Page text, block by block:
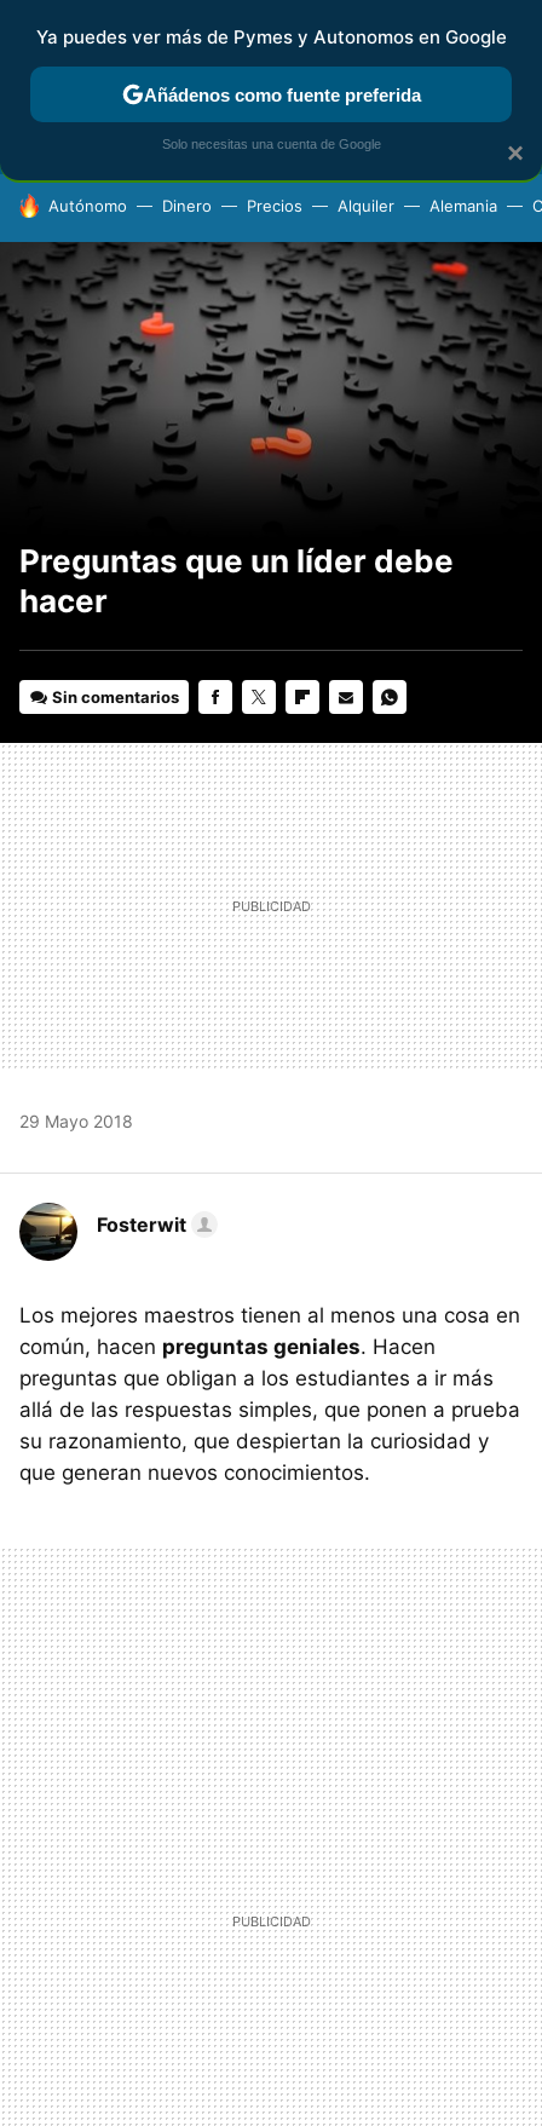
FISCALIDAD Y CONTABILIDAD KIT DIGITAL RENTA
HOY SE HABLA DE
Autónomo Dinero Precios Alquiler Alemania
Preguntas que un líder debe
hacer
Sin comentarios
MAIL
29 Mayo 2018
Fosterwit
Los mejores maestros tienen al menos una cosa en
común, hacen preguntas geniales. Hacen
preguntas que obligan a los estudiantes a ir más
allá de las respuestas simples, que ponen a prueba
su razonamiento, que despiertan la curiosidad y
que generan nuevos conocimientos.
×
Ya puedes ver más de Pymes y Autonomos en Google
Añádenos como fuente preferida
Solo necesitas una cuenta de Google